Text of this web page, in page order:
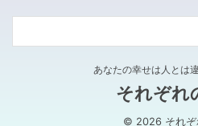
あなたの幸せは人とは
それぞれ
© 2026 それぞ